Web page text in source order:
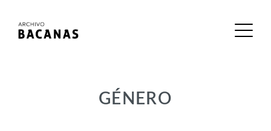
GÉNERO